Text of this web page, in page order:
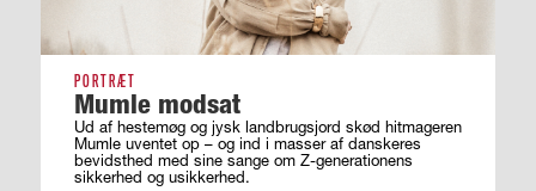
PORTRÆT
Mumle modsat
Ud af hestemøg og jysk landbrugsjord skød hitmageren
Mumle uventet op – og ind i masser af ­danskeres
bevidsthed med sine sange om ­Z-generationens
sikkerhed og usikkerhed.